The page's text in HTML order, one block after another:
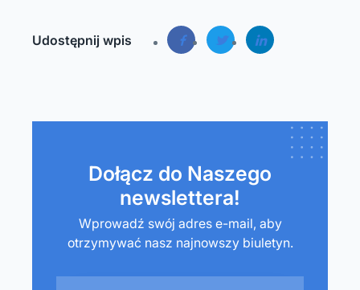
Udostępnij wpis
Dołącz do Naszego
newslettera!
Wprowadź swój adres e-mail, aby
otrzymywać nasz najnowszy biuletyn.